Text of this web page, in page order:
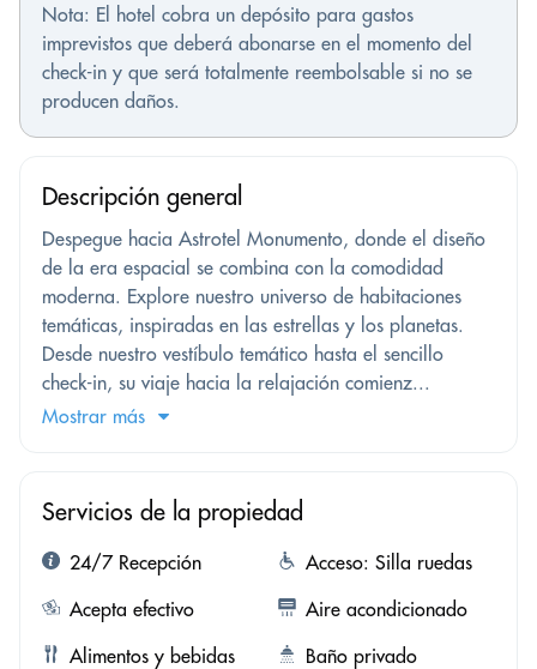
Nota: El hotel cobra un depósito para gastos
imprevistos que deberá abonarse en el momento del
check-in y que será totalmente reembolsable si no se
producen daños.
Descripción general
Despegue hacia Astrotel Monumento, donde el diseño
de la era espacial se combina con la comodidad
moderna. Explore nuestro universo de habitaciones
temáticas, inspiradas en las estrellas y los planetas.
Desde nuestro vestíbulo temático hasta el sencillo
check-in, su viaje hacia la relajación comienz...
Mostrar más
Servicios de la propiedad
24/7 Recepción
Acceso: Silla ruedas
Acepta efectivo
Aire acondicionado
Alimentos y bebidas
Baño privado